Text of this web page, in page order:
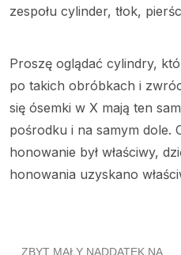
zespołu cylinder, tłok,
Proszę oglądać cylindry,
po takich obróbkach i
się ósemki w X mają ten
pośrodku i na samym dole.
honowanie był właściwy,
honowania uzyskano
ZBYT MAŁY NADDATEK NA